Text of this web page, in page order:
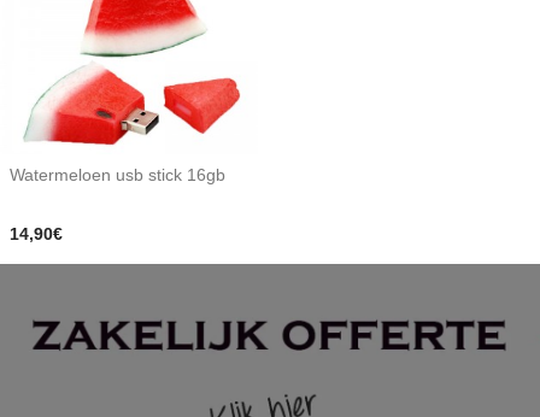
Watermeloen usb stick 16gb
14,90€